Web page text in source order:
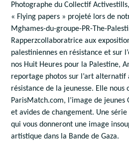
Photographe du Collectif
« Flying papers » projeté lors de
Mghames-du-groupe-PR-The-
Rapperzcollaboratrice aux
palestiniennes en résistance et sur
nos Huit Heures pour la Palestine,
reportage photos sur l’art alternatif
résistance de la jeunesse. Elle nous
ParisMatch.com, l’image de jeunes
et avides de changement. Une série
qui vous donneront une image
artistique dans la Bande de Gaza.